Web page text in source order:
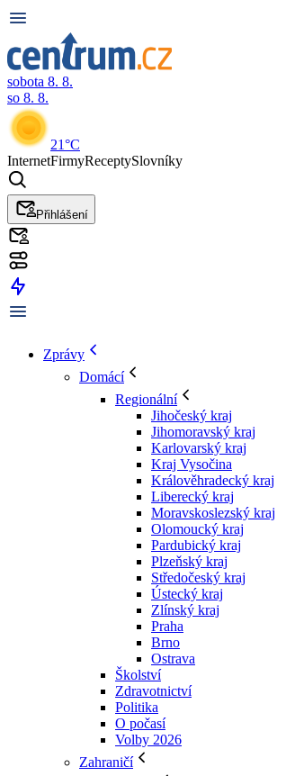
sobota 8. 8.
so 8. 8.
21°C
InternetFirmyReceptySlovníky
Přihlášení
Zprávy
Domácí
Regionální
Jihočeský kraj
Jihomoravský kraj
Karlovarský kraj
Kraj Vysočina
Králověhradecký kraj
Liberecký kraj
Moravskoslezský kraj
Olomoucký kraj
Pardubický kraj
Plzeňský kraj
Středočeský kraj
Ústecký kraj
Zlínský kraj
Praha
Brno
Ostrava
Školství
Zdravotnictví
Politika
O počasí
Volby 2026
Zahraničí